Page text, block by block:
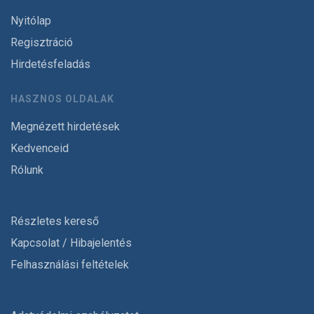
Nyitólap
Regisztráció
Hirdetésfeladás
HASZNOS OLDALAK
Megnézett hirdetések
Kedvenceid
Rólunk
Részletes kereső
Kapcsolat / Hibajelentés
Felhasználási feltételek